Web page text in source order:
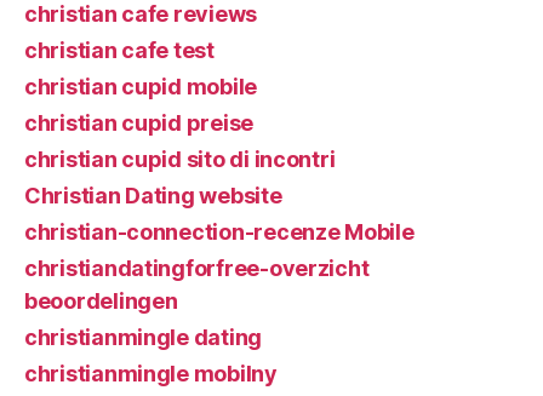
christian cafe reviews
christian cafe test
christian cupid mobile
christian cupid preise
christian cupid sito di incontri
Christian Dating website
christian-connection-recenze Mobile
christiandatingforfree-overzicht
beoordelingen
christianmingle dating
christianmingle mobilny